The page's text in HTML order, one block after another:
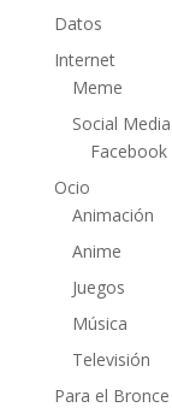
Datos
Internet
Meme
Social Media
Facebook
Ocio
Animación
Anime
Juegos
Música
Televisión
Para el Bronce